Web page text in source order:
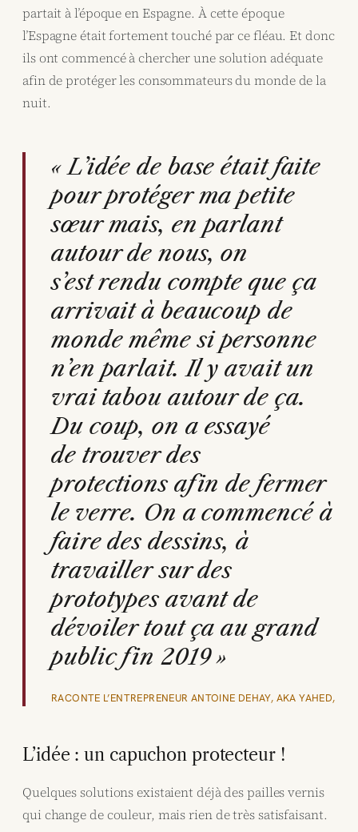
partait à l’époque en Espagne. À cette époque
l’Espagne était fortement touché par ce fléau. Et donc
ils ont commencé à chercher une solution adéquate
afin de protéger les consommateurs du monde de la
nuit.
« L’idée de base était faite
pour protéger ma petite
sœur mais, en parlant
autour de nous, on
s’est rendu compte que ça
arrivait à beaucoup de
monde même si personne
n’en parlait. Il y avait un
vrai tabou autour de ça.
Du coup, on a essayé
de trouver des
protections afin de fermer
le verre. On a commencé à
faire des dessins, à
travailler sur des
prototypes avant de
dévoiler tout ça au grand
public fin 2019 »
RACONTE L’ENTREPRENEUR ANTOINE DEHAY, AKA YAHED,
L’idée : un capuchon protecteur !
Quelques solutions existaient déjà des pailles vernis
qui change de couleur, mais rien de très satisfaisant.